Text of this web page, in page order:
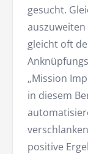
gesucht.
gleicht oft
„Mission
in diesem
positive